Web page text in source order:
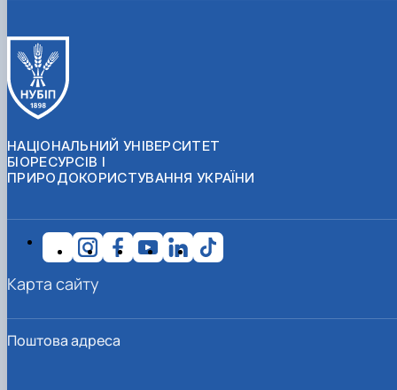
НАЦІОНАЛЬНИЙ УНІВЕРСИТЕТ
БІОРЕСУРСІВ І
ПРИРОДОКОРИСТУВАННЯ УКРАЇНИ
Поштова адреса
Карта сайту